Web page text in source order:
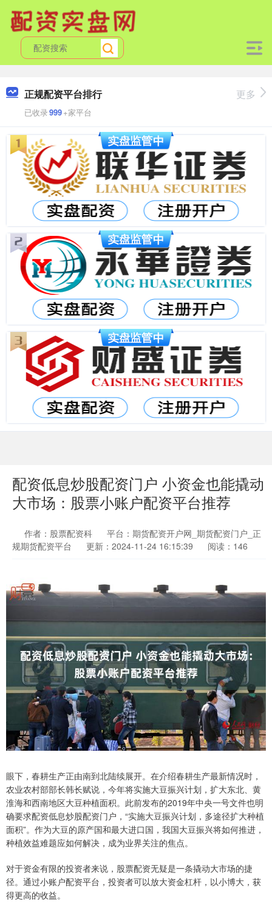
正规配资平台排行
已收录999+家平台
更多
配资低息炒股配资门户 小资金也能撬动
大市场：股票小账户配资平台推荐
作者：股票配资科
平台：期货配资开户网_期货配资门户_正
规期货配资平台
更新：2024-11-24 16:15:39 阅读：146
眼下，春耕生产正由南到北陆续展开。在介绍春耕生产最新情况时，
农业农村部部长韩长赋说，今年将实施大豆振兴计划，扩大东北、黄
淮海和西南地区大豆种植面积。此前发布的2019年中央一号文件也明
确要求配资低息炒股配资门户，“实施大豆振兴计划，多途径扩大种植
面积”。作为大豆的原产国和最大进口国，我国大豆振兴将如何推进，
种植效益难题应如何解决，成为业界关注的焦点。
对于资金有限的投资者来说，股票配资无疑是一条撬动大市场的捷
径。通过小账户配资平台，投资者可以放大资金杠杆，以小博大，获
得更高的收益。